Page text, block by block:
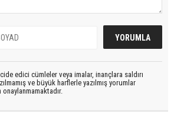
edici cümleler veya imalar, inançlara saldırı
ve büyük harflerle yazılmış yorumlar